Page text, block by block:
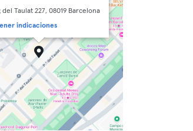
del Taulat 227, 08019 Barcelona
indicaciones